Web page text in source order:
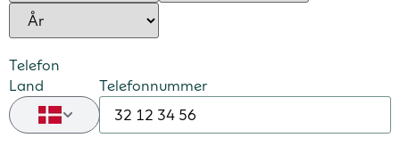
Telefon
Land
Telefonnummer